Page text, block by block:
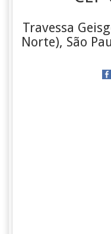
Travessa
Norte), São